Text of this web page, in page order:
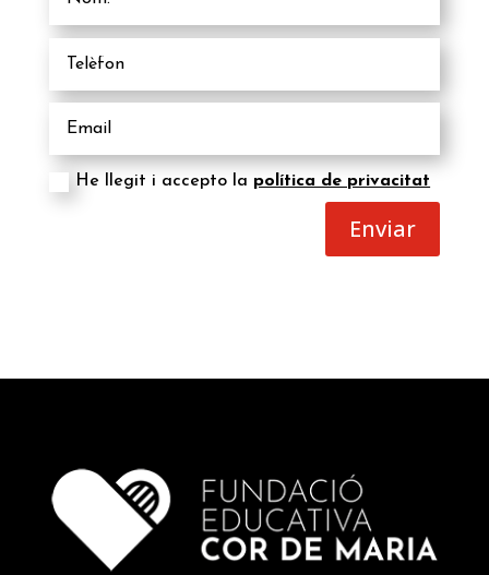
He llegit i accepto la política de privacitat
Enviar